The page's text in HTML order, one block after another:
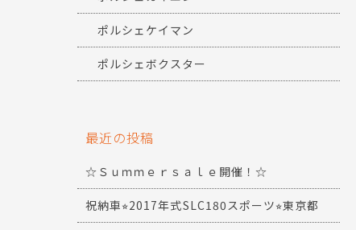
ポルシェケイマン
ポルシェボクスター
最近の投稿
☆Ｓｕｍｍｅｒｓａｌｅ開催！☆
祝納車⭐︎2017年式SLC180スポーツ⭐︎東京都